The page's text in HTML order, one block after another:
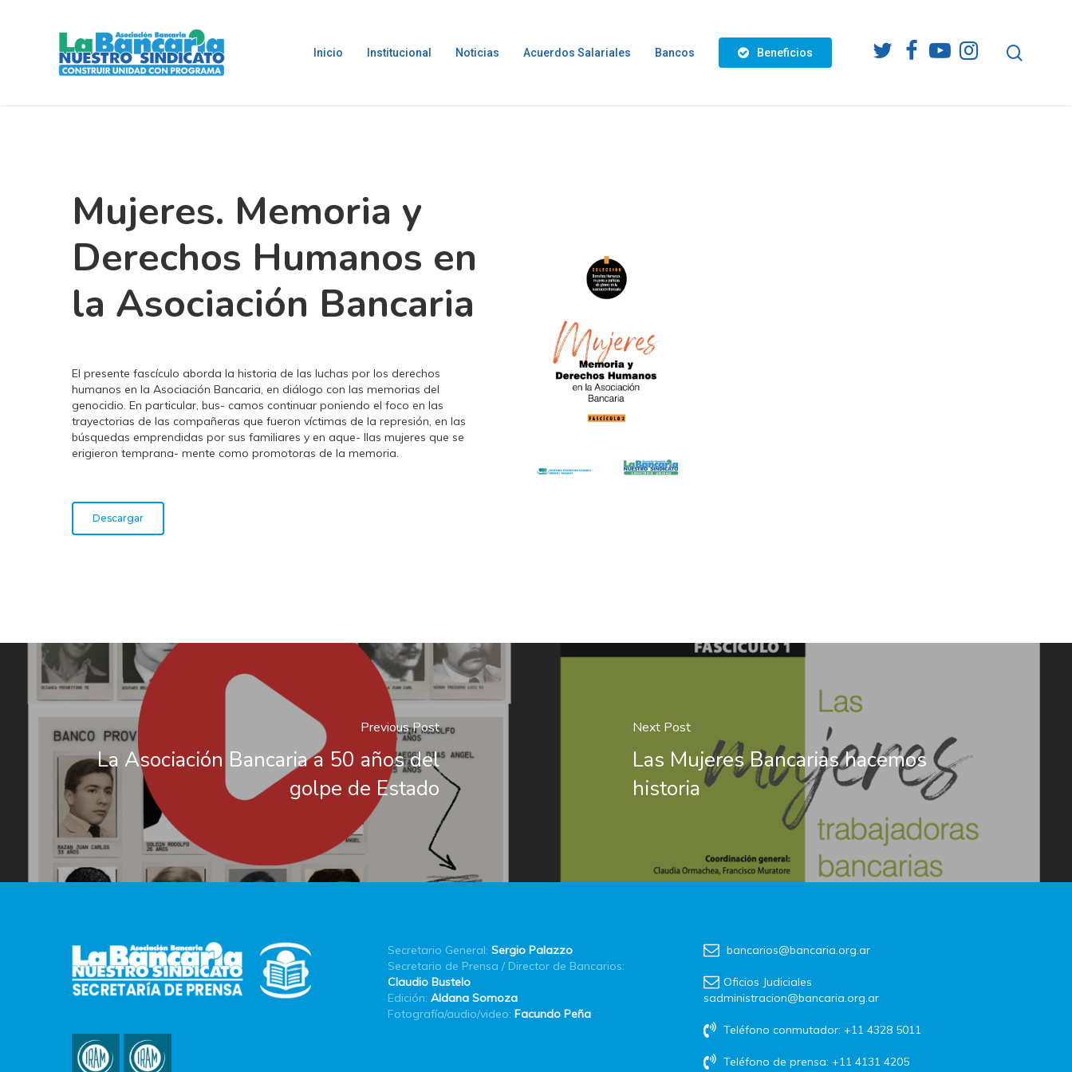
Inicio Institucional Noticias Acuerdos Salariales Bancos Beneficios
twitter facebookyoutubeinstagram
Mujeres. Memoria y
Derechos Humanos en
la Asociación Bancaria
El presente fascículo aborda la historia de las luchas por los derechos
humanos en la Asociación Bancaria, en diálogo con las memorias del
genocidio. En particular, bus- camos continuar poniendo el foco en las
trayectorias de las compañeras que fueron víctimas de la represión, en las
búsquedas emprendidas por sus familiares y en aque- llas mujeres que se
erigieron temprana- mente como promotoras de la memoria.
Descargar
Previous Post
La Asociación Bancaria a 50 años del
golpe de Estado
Next Post
Las Mujeres Bancarias hacemos
historia
Secretario General: Sergio Palazzo
Secretario de Prensa / Director de Bancarios:
Claudio Bustelo
Edición: Aldana Somoza
Fotografía/audio/video: Facundo Peña
bancarios@bancaria.org.ar
Oficios Judiciales
sadministracion@bancaria.org.ar
Teléfono conmutador: +11 4328 5011
Teléfono de prensa: +11 4131 4205